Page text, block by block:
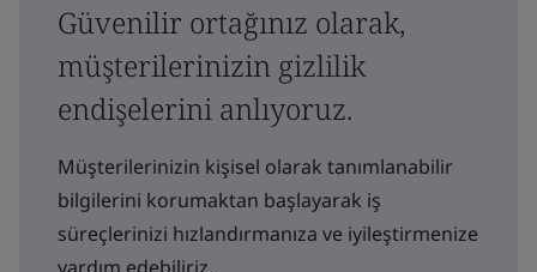
Güvenilir ortağınız olarak,
müşterilerinizin gizlilik
endişelerini anlıyoruz.
Müşterilerinizin kişisel olarak tanımlanabilir
bilgilerini korumaktan başlayarak iş
süreçlerinizi hızlandırmanıza ve iyileştirmenize